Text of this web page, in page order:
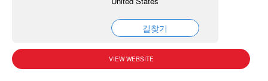
길찾기
VIEW WEBSITE